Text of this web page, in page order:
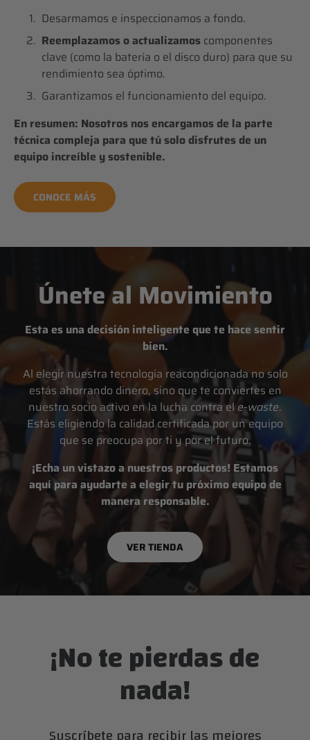
Desarmamos e inspeccionamos a fondo.
Reemplazamos o actualizamos componentes
clave (como la batería o el disco duro) para que su
rendimiento sea óptimo.
Garantizamos el funcionamiento del equipo.
En resumen: Nosotros nos encargamos de la parte
técnica compleja para que tú solo disfrutes de un
equipo increíble y sostenible.
CONOCE MÁS
Únete al Movimiento
Esta es una decisión inteligente que te hace sentir
bien.
Al elegir nuestra tecnología reacondicionada no solo
estás ahorrando dinero, sino que te conviertes en
nuestro socio activo en la lucha contra ele-waste.
Estás eligiendo la calidad certificada por un equipo
que se preocupa por ti y por el futuro.
¡Echa un vistazo a nuestros productos! Estamos
aquí para ayudarte a elegir tu próximo equipo de
manera responsable.
VER TIENDA
¡No te pierdas de
nada!